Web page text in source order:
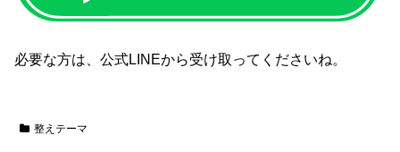
必要な方は、公式LINEから受け取ってくださいね。
整えテーマ